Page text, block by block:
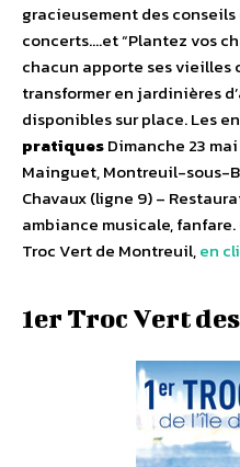
gracieusement des
concerts….et “Plantez vos
chacun apporte ses vieilles
transformer en jardinières
disponibles sur place. Les
pratiquesDimanche 23
Mainguet, Montreuil-sous-
Chavaux (ligne 9) –
ambiance musicale,
Troc Vert de Montreuil,en
1er Troc Vert